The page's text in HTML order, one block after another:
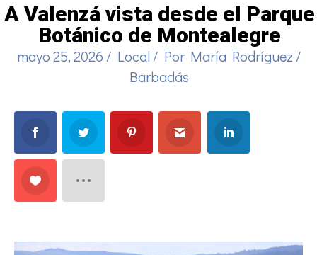
A Valenzá vista desde el Parque
Botánico de Montealegre
mayo 25, 2026 / Local / Por María Rodríguez /
Barbadás